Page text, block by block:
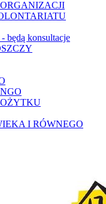
będą konsultacje
I RÓWNEGO